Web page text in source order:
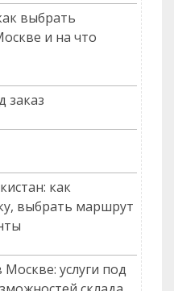
выбрать
и на что
заказ
как
выбрать маршрут
услуги под